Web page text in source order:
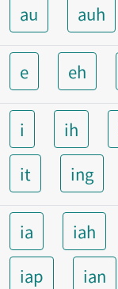
au auh
e eh
i ih
it
ing
ia iah
iap
ian